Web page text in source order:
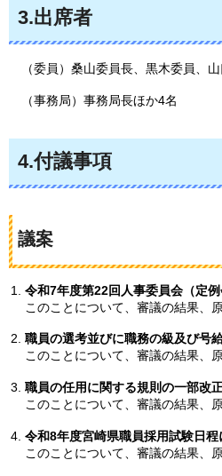
3.出席者
（委員）桑山委員長、黒木委員、
（事務局）事務局長ほか4名
4.付議事項
議案
令和7年度第22回人事委員会（定
このことについて、審議の結果、
職員の選考並びに職務の級及び号
このことについて、審議の結果、
職員の任用に関する規則の一部改
このことについて、審議の結果、
令和8年度宮崎県職員採用試験日程
このことについて、審議の結果、